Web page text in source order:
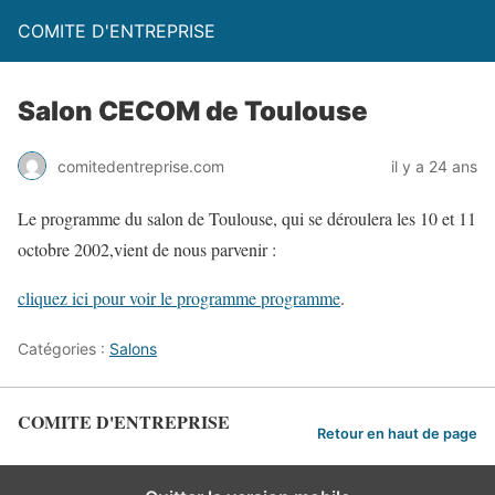
COMITE D'ENTREPRISE
Salon CECOM de Toulouse
comitedentreprise.com il y a 24 ans
Le programme du salon de Toulouse, qui se déroulera les 10 et 11
octobre 2002,vient de nous parvenir :
cliquez ici pour voir le programme programme.
Catégories : Salons
COMITE D'ENTREPRISE Retour en haut de page